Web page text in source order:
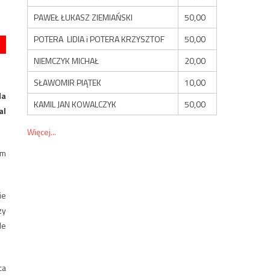
PAWEŁ ŁUKASZ ZIEMIAŃSKI
50,00
POTERA LIDIA i POTERA KRZYSZTOF
50,00
NIEMCZYK MICHAŁ
20,00
SŁAWOMIR PIĄTEK
10,00
KAMIL JAN KOWALCZYK
50,00
Więcej...